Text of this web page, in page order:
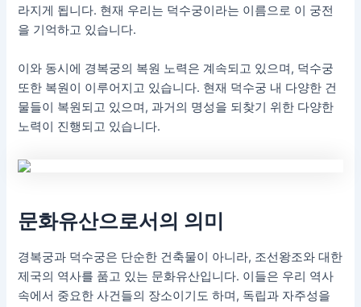
라지게 됩니다. 현재 우리는 덕수궁이라는 이름으로 이 궁전
을 기억하고 있습니다.
이와 동시에 경복궁의 복원 노력은 계속되고 있으며, 덕수궁
또한 복원이 이루어지고 있습니다. 현재 덕수궁 내 다양한 건
물들이 복원되고 있으며, 과거의 명성을 되찾기 위한 다양한
노력이 진행되고 있습니다.
문화유산으로서의 의미
경복궁과 덕수궁은 단순한 건축물이 아니라, 조선왕조와 대한
제국의 역사를 품고 있는 문화유산입니다. 이들은 우리 역사
속에서 중요한 사건들의 장소이기도 하며, 독립과 자주성을